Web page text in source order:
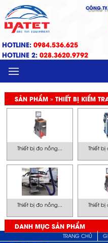
CÔNG
HOTLINE: 0984.536.625
HOTLINE 2: 028.3620.9792
MENU
SẢN PHẨM » THIẾT BỊ KIỂM
Thiết bị đo nồng... Thiết bị
Thiết bị đo nồng... Thiết bị
DANH MỤC SẢN PHẨM
TRANG CHỦ